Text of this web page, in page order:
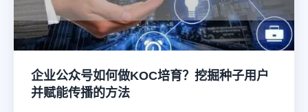
企业公众号如何做KOC培育？挖掘种子用户
并赋能传播的方法